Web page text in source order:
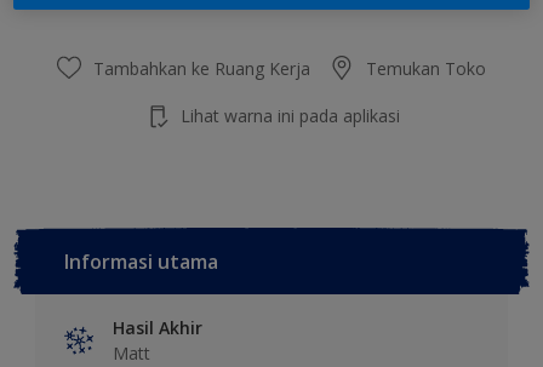
Tambahkan ke Ruang Kerja Temukan Toko
Lihat warna ini pada aplikasi
Informasi utama
Hasil Akhir
Matt